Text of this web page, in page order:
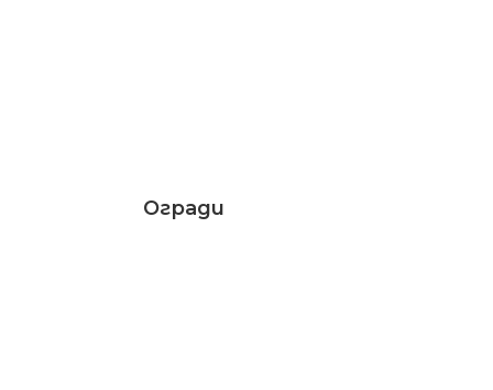
Огради